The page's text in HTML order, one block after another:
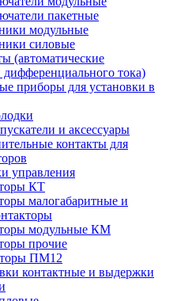
пакетные
модульные
силовые
(автоматические
тока)
приборы для установки в
и аксессуары
контакты для
управления
КТ
малогабаритные и
модульные КМ
прочие
ПМ12
контактные и выдержки